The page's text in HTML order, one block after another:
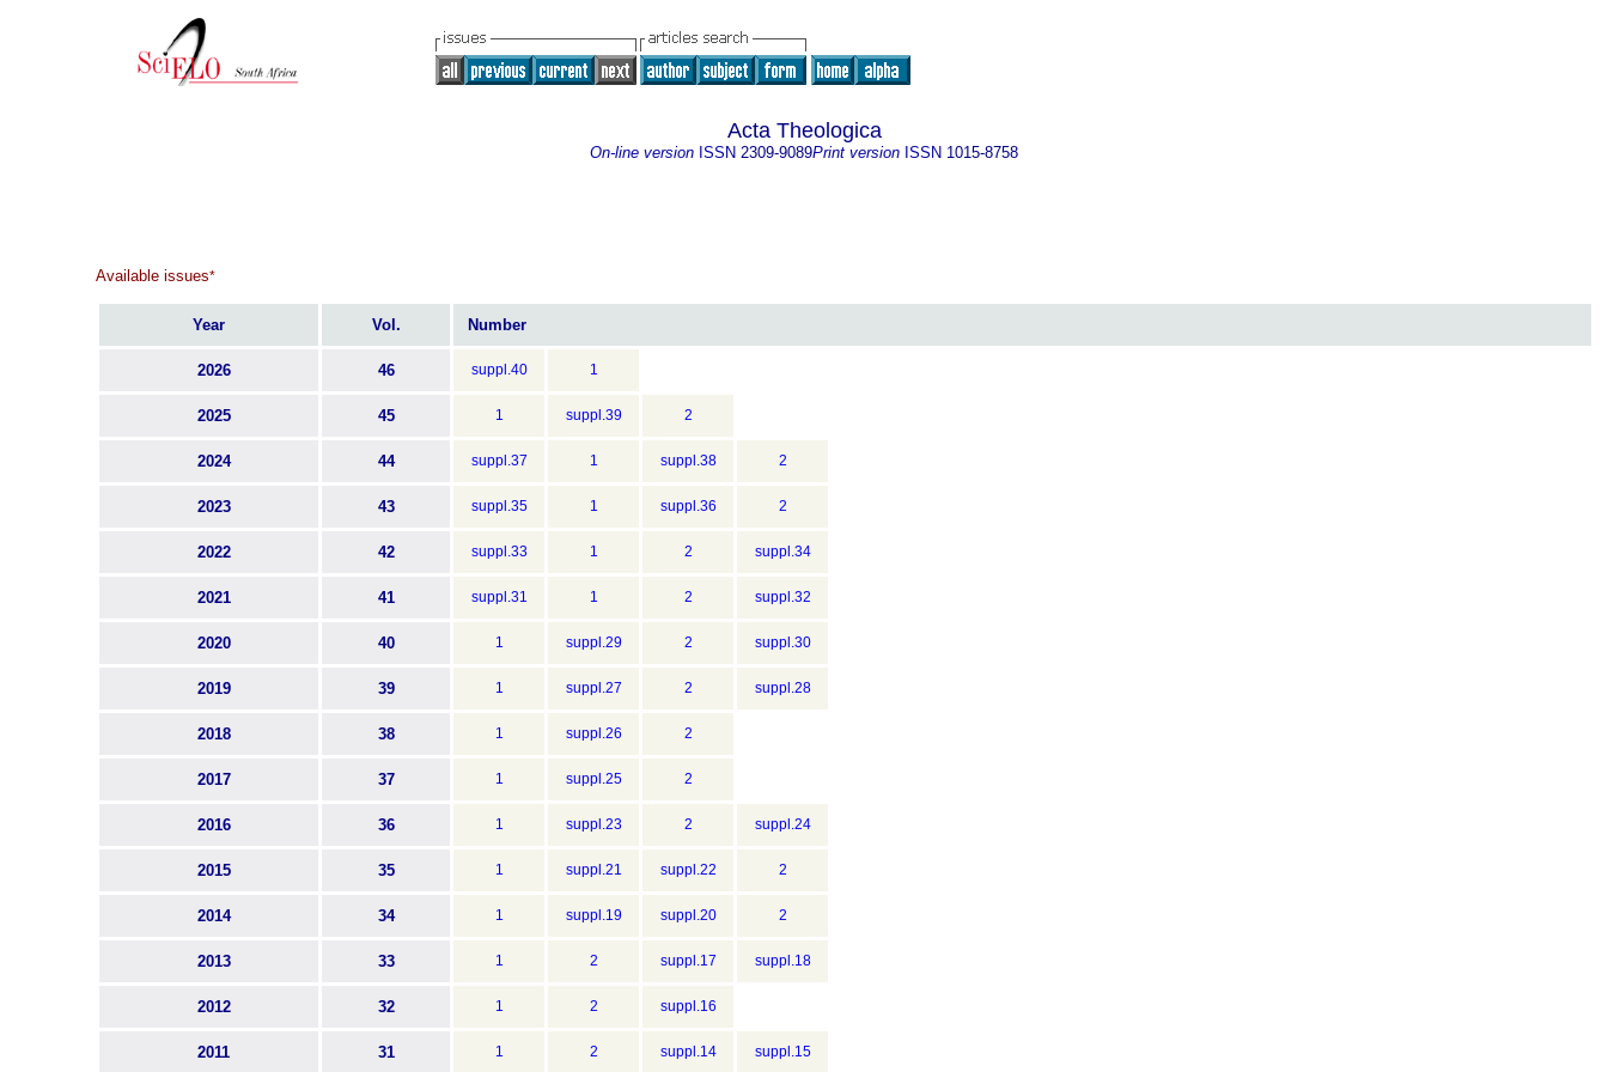
Acta Theologica
On-line version ISSN 2309-9089Print version ISSN 1015-8758
Available issues*
Year Vol. Number
2026 46 suppl.40 1
2025 45 1 suppl.39 2
2024 44 suppl.37 1 suppl.38 2
2023 43 suppl.35 1 suppl.36 2
2022 42 suppl.33 1 2 suppl.34
2021 41 suppl.31 1 2 suppl.32
2020 40 1 suppl.29 2 suppl.30
2019 39 1 suppl.27 2 suppl.28
2018 38 1 suppl.26 2
2017 37 1 suppl.25 2
2016 36 1 suppl.23 2 suppl.24
2015 35 1 suppl.21 suppl.22 2
2014 34 1 suppl.19 suppl.20 2
2013 33 1 2 suppl.17 suppl.18
2012 32 1 2 suppl.16
2011 31 1 2 suppl.14 suppl.15